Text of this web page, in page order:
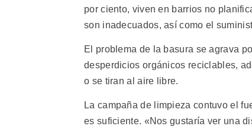
por ciento, viven en barrios no
son inadecuados, así como el
El problema de la basura se agrava
desperdicios orgánicos reciclables,
o se tiran al aire libre.
La campaña de limpieza contuvo el
es suficiente. «Nos gustaría ver una